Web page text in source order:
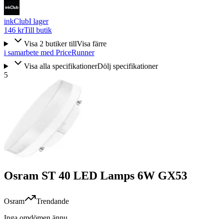
inkClubI lager
146 krTill butik
Visa 2 butiker tillVisa färre
i samarbete med PriceRunner
Visa alla specifikationerDölj specifikationer
5
Osram ST 40 LED Lamps 6W GX53
Osram
Trendande